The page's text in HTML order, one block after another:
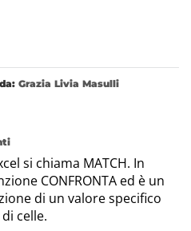
Grazia Livia Masulli
si chiama MATCH. In
CONFRONTA ed è un
di un valore specifico
celle.